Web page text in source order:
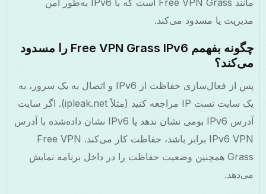
مدیریت یا مسدود می‌کند.
چگونه بفهمم Free VPN Grass IPv6 را مسدود
می‌کند؟
پس از فعال‌سازی حفاظت از IPv6 و اتصال به یک سرور، به
یک سایت تست IP مراجعه کنید (مثلاً ipleak.net). اگر سایت
آدرس IPv6 بومی نشان ندهد یا IPv6 نشان داده‌شده با آدرس
IPv6 VPN برابر باشد، حفاظت کار می‌کند. Free VPN
Grass همچنین وضعیت حفاظت را در داخل برنامه نمایش
می‌دهد.